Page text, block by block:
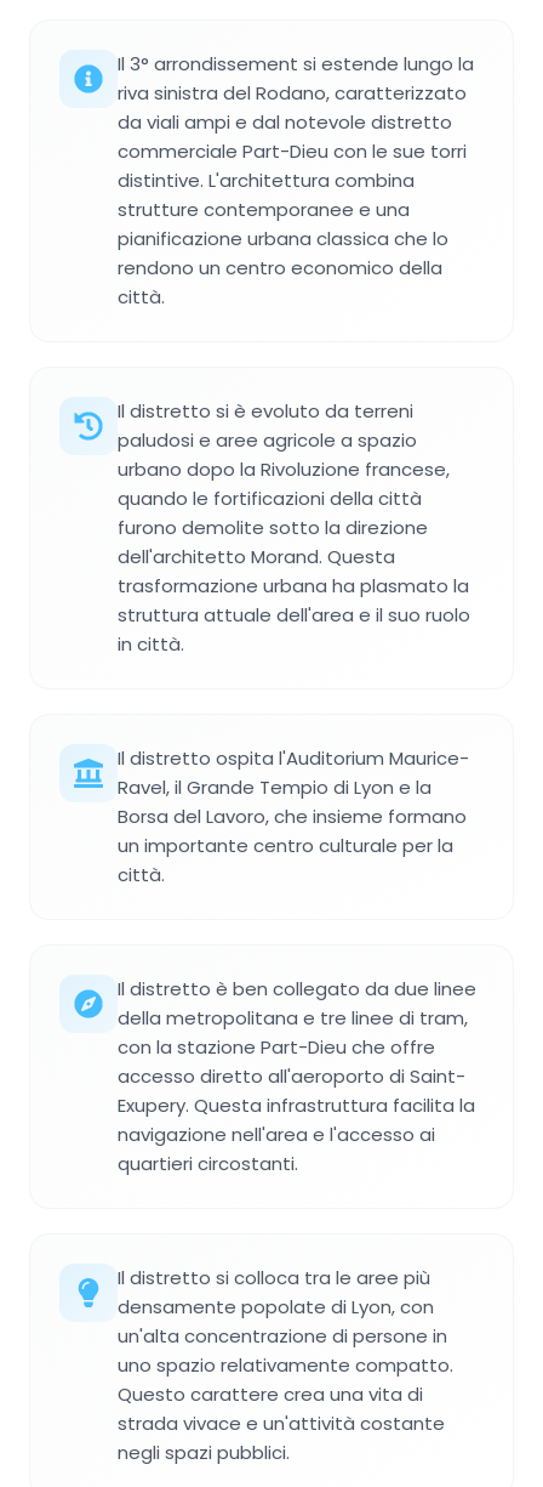
Il 3° arrondissement si estende lungo la
riva sinistra del Rodano, caratterizzato
da viali ampi e dal notevole distretto
commerciale Part-Dieu con le sue torri
distintive. L'architettura combina
strutture contemporanee e una
pianificazione urbana classica che lo
rendono un centro economico della
città.
Il distretto si è evoluto da terreni
paludosi e aree agricole a spazio
urbano dopo la Rivoluzione francese,
quando le fortificazioni della città
furono demolite sotto la direzione
dell'architetto Morand. Questa
trasformazione urbana ha plasmato la
struttura attuale dell'area e il suo ruolo
in città.
Il distretto ospita l'Auditorium Maurice-
Ravel, il Grande Tempio di Lyon e la
Borsa del Lavoro, che insieme formano
un importante centro culturale per la
città.
Il distretto è ben collegato da due linee
della metropolitana e tre linee di tram,
con la stazione Part-Dieu che offre
accesso diretto all'aeroporto di Saint-
Exupery. Questa infrastruttura facilita la
navigazione nell'area e l'accesso ai
quartieri circostanti.
Il distretto si colloca tra le aree più
densamente popolate di Lyon, con
un'alta concentrazione di persone in
uno spazio relativamente compatto.
Questo carattere crea una vita di
strada vivace e un'attività costante
negli spazi pubblici.